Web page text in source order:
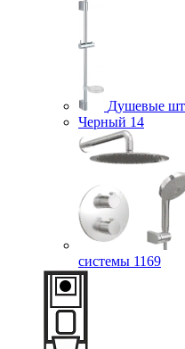
Душевые
Черный 14
системы 1169